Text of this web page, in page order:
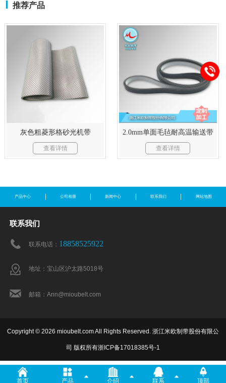
推荐产品
灰色粗菱形格砂光机带
查看详情
2.0mm单面毛毡耐高温输送带
查看详情
产品中心 公司相册 新闻中心 联系我们 网站地图
联系我们
联系电话： 18858525922
地址：宝山区沪太路5018号
邮箱：Ann@mioubelt.com
Copyright © 2026 mioubelt.com All Rights Reserved. 浙江米欧制带股份有限公
司 版权所有浙ICP备17018385号-1
首页 产品 介绍 联系 顶部